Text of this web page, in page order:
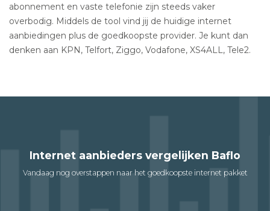
abonnement en vaste telefonie zijn steeds vaker
overbodig. Middels de tool vind jij de huidige internet
aanbiedingen plus de goedkoopste provider. Je kunt dan
denken aan KPN, Telfort, Ziggo, Vodafone, XS4ALL, Tele2.
Internet aanbieders vergelijken Baflo
Vandaag nog overstappen naar het goedkoopste internet pakket